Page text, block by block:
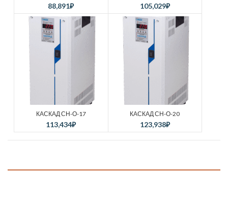
88,891₽ 105,029₽
КАСКАД СН-О-17
113,434₽
КАСКАД СН-О-20
123,938₽